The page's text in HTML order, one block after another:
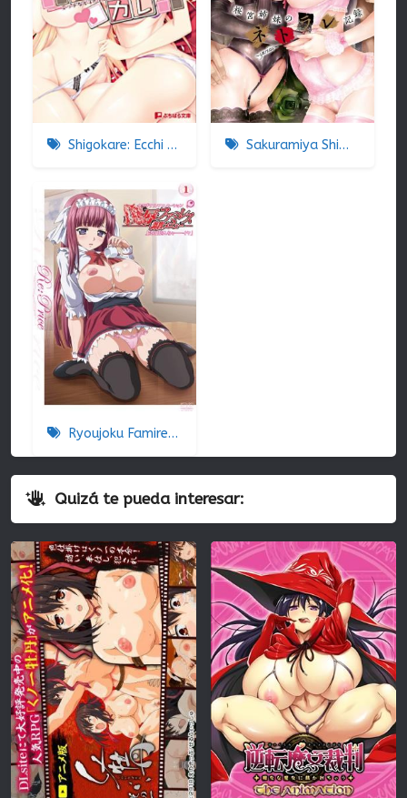
Shigokare: Ecchi na Joshi Daisei to Doki x2 Love Lesson!! The Animation Sakuramiya Shimai no Netorare Kiroku
Ryoujoku Famiresu Choukyou Menu
Quizá te pueda interesar: